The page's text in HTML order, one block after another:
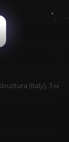
(Italy), 3 мл